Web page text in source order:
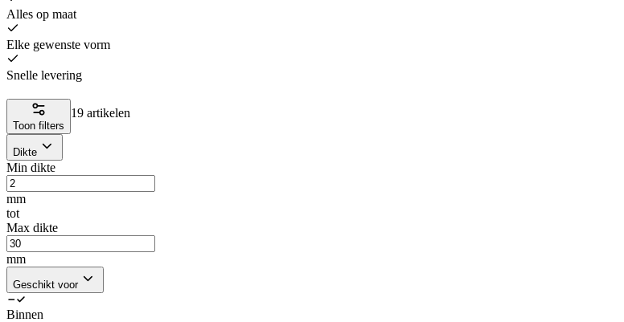
Alles op maat
Elke gewenste vorm
Snelle levering
Toon filters
19 artikelen
Dikte
Min dikte
mm
tot
Max dikte
mm
Geschikt voor
Binnen